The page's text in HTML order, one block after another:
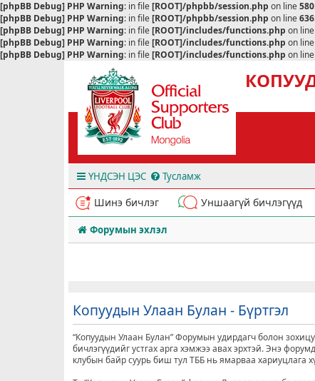
[phpBB Debug] PHP Warning: in file[ROOT]/phpbb/session.php on line580
[phpBB Debug] PHP Warning: in file[ROOT]/phpbb/session.php on line636
[phpBB Debug] PHP Warning: in file[ROOT]/includes/functions.php on line
[phpBB Debug] PHP Warning: in file[ROOT]/includes/functions.php on line
[phpBB Debug] PHP Warning: in file[ROOT]/includes/functions.php on line
ҮНДСЭН ЦЭС Тусламж
Шинэ бичлэг Уншаагүй бичлэгүүд
Форумын эхлэл
Копуудын Улаан Булан - Бүртгэл
“Копуудын Улаан Булан” Форумын удирдагч болон
бичлэгүүдийг устгах арга хэмжээ авах эрхтэй. Энэ
клубын байр суурь биш тул ТББ нь ямарваа хариуцлага